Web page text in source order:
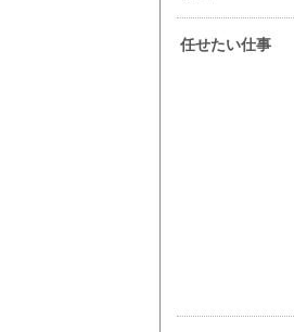
任せたい仕事